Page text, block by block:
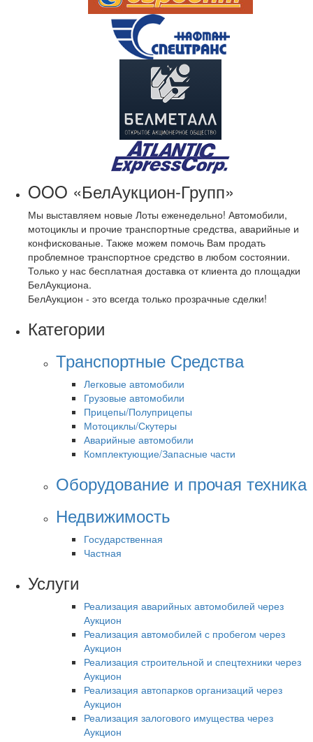
OOO «БелАукцион-Групп»
Мы выставляем новые Лоты еженедельно! Автомобили,
мотоциклы и прочие транспортные средства, аварийные и
конфискованые. Также можем помочь Вам продать
проблемное транспортное средство в любом состоянии.
Только у нас бесплатная доставка от клиента до площадки
БелАукциона.
БелАукцион - это всегда только прозрачные сделки!
Категории
Транспортные Средства
Легковые автомобили
Грузовые автомобили
Прицепы/Полуприцепы
Мотоциклы/Скутеры
Аварийные автомобили
Комплектующие/Запасные части
Оборудование и прочая техника
Недвижимость
Государственная
Частная
Услуги
Реализация аварийных автомобилей через
Аукцион
Реализация автомобилей с пробегом через
Аукцион
Реализация строительной и спецтехники через
Аукцион
Реализация автопарков организаций через
Аукцион
Реализация залогового имущества через
Аукцион